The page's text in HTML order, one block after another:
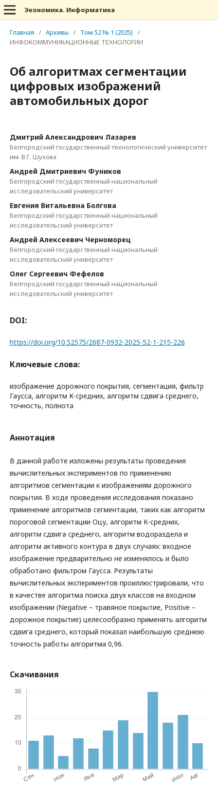
Экономика. Информатика
Главная / Архивы / Том 52 № 1 (2025)
/
ИНФОКОММУНИКАЦИОННЫЕ ТЕХНОЛОГИИ
Об алгоритмах сегментации
цифровых изображений
автомобильных дорог
Дмитрий Александрович Лазарев
Белгородский государственный технологический университет
им. В.Г. Шухова
Андрей Дмитриевич Фуников
Белгородский государственный национальный
исследовательский университет
Евгения Витальевна Болгова
Белгородский государственный национальный
исследовательский университет
Андрей Алексеевич Черноморец
Белгородский государственный национальный
исследовательский университет
Олег Сергеевич Фефелов
Белгородский государственный национальный
исследовательский университет
DOI:
https://doi.org/10.52575/2687-0932-2025-52-1-215-226
Ключевые слова:
изображение дорожного покрытия, сегментация, фильтр
Гаусса, алгоритм К-средних, алгоритм сдвига среднего,
точность, полнота
Аннотация
В данной работе изложены результаты проведения
вычислительных экспериментов по применению
алгоритмов сегментации к изображениям дорожного
покрытия. В ходе проведения исследования показано
применение алгоритмов сегментации, таких как алгоритм
пороговой сегментации Оцу, алгоритм K-средних,
алгоритм сдвига среднего, алгоритм водораздела и
алгоритм активного контура в двух случаях: входное
изображение предварительно не изменялось и было
обработано фильтром Гаусса. Результаты
вычислительных экспериментов проиллюстрировали, что
в качестве алгоритма поиска двух классов на входном
изображении (Negative – травяное покрытие, Positive –
дорожное покрытие) целесообразно применять алгоритм
сдвига среднего, который показал наибольшую среднюю
точность работы алгоритма 0,96.
Скачивания